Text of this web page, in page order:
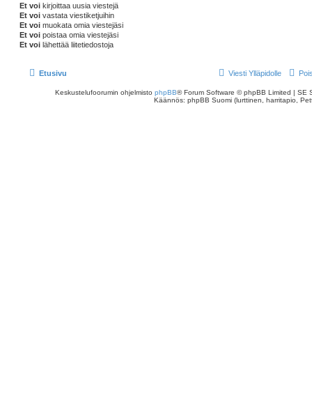
Et voi kirjoittaa uusia viestejä
Et voi vastata viestiketjuihin
Et voi muokata omia viestejäsi
Et voi poistaa omia viestejäsi
Et voi lähettää liitetiedostoja
Etusivu Viesti Ylläpidolle
Keskustelufoorumin ohjelmisto phpBB® Forum Software © phpBB Limited | SE
Käännös: phpBB Suomi (lurttinen, harritapio,